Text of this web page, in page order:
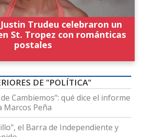
Trudeu celebraron un
St. Tropez con románticas
postales
DE "POLÍTICA"
Cambiemos": qué dice el informe
Marcos Peña
el Barra de Independiente y